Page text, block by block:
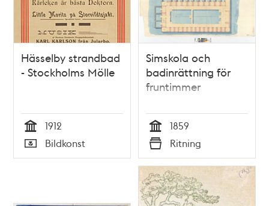
Hässelby strandbad
- Stockholms Mölle
Tid
1912
Typ
Bildkonst
Simskola och
badinrättning för
fruntimmer
Tid
1859
Typ
Ritning